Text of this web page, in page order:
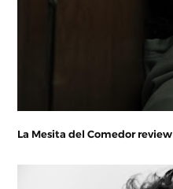
La Mesita del Comedor review